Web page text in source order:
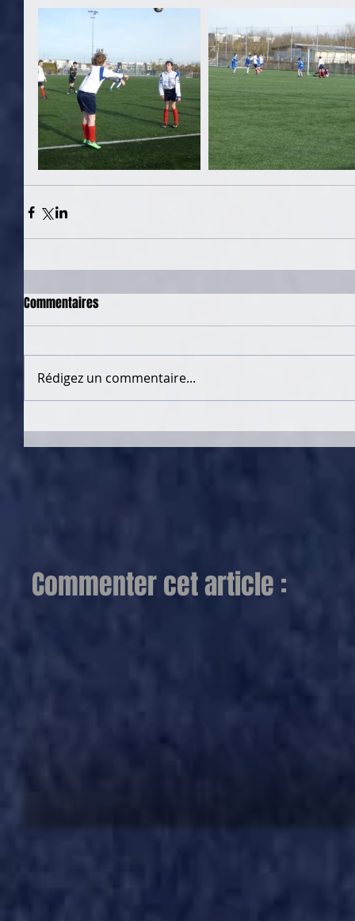
Commentaires
Rédigez un commentaire...
Commenter cet article :